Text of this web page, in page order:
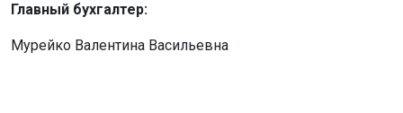
Главный бухгалтер:
Мурейко Валентина Васильевна